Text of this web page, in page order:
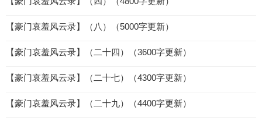
【豪门哀羞风云录】（八）（5000字更新）
【豪门哀羞风云录】（二十四）（3600字更新）
【豪门哀羞风云录】（二十七）（4300字更新）
【豪门哀羞风云录】（二十九）（4400字更新）